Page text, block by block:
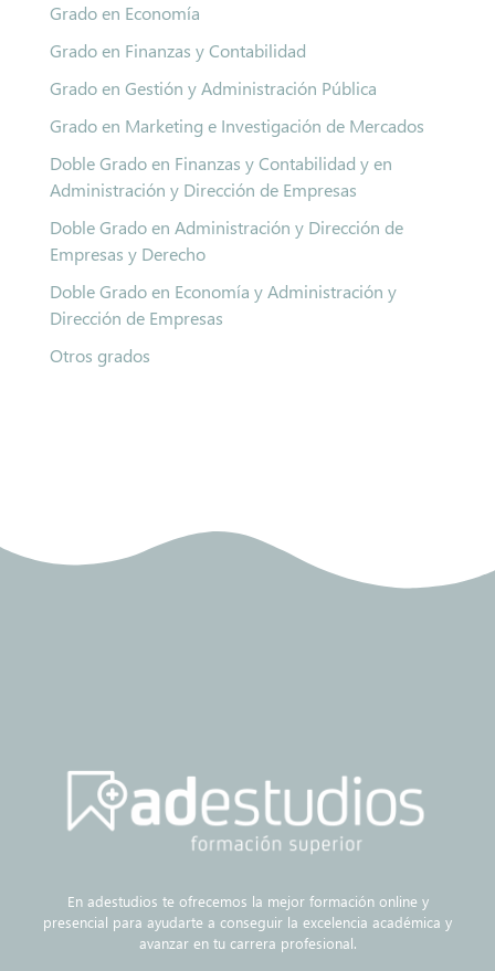
Grado en Economía
Grado en Finanzas y Contabilidad
Grado en Gestión y Administración Pública
Grado en Marketing e Investigación de Mercados
Doble Grado en Finanzas y Contabilidad y en
Administración y Dirección de Empresas
Doble Grado en Administración y Dirección de
Empresas y Derecho
Doble Grado en Economía y Administración y
Dirección de Empresas
Otros grados
En adestudios te ofrecemos la mejor formación online y
presencial para ayudarte a conseguir la excelencia académica y
avanzar en tu carrera profesional.